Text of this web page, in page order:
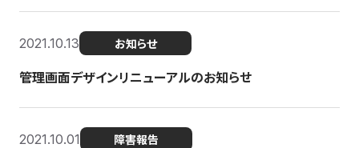
2021.10.13 お知らせ
管理画面デザインリニューアルのお知らせ
2021.10.01 障害報告